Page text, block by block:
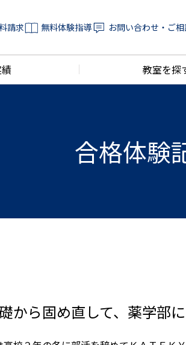
請求 無料体験指導 お問い合わせ・ご相
教室を探
合格体験
から固め直して、薬学部